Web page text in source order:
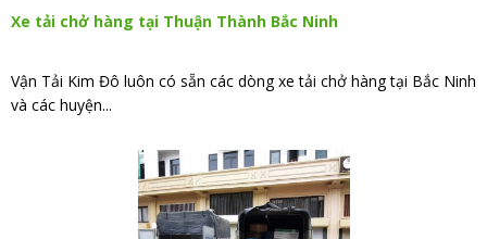
Xe tải chở hàng tại Thuận Thành Bắc Ninh
Vận Tải Kim Đô luôn có sẵn các dòng xe tải chở hàng tại Bắc Ninh
và các huyện...